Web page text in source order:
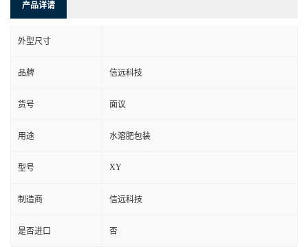
产品详请
外型尺寸
品牌 信远科技
货号 面议
用途 水溶肥包装
型号 XY
制造商 信远科技
是否进口 否